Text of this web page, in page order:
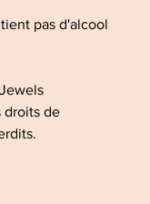
pas d'alcool
droits de